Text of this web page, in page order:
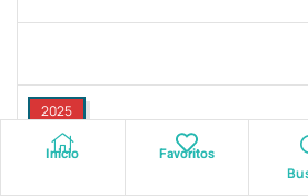
2025
Inicio Favoritos